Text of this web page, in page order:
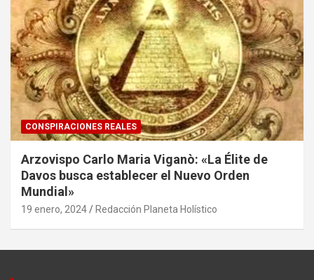
CONSPIRACIONES REALES
Arzovispo Carlo Maria Viganò: «La Élite de
Davos busca establecer el Nuevo Orden
Mundial»
19 enero, 2024 Redacción Planeta Holístico